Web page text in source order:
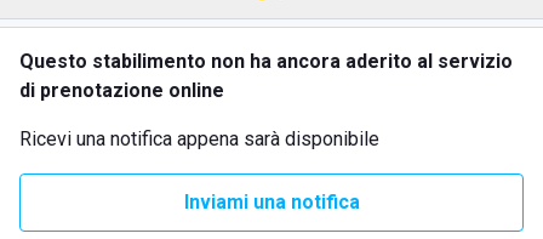
Questo stabilimento non ha ancora aderito al servizio
di prenotazione online
Ricevi una notifica appena sarà disponibile
Inviami una notifica